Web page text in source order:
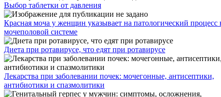
Выбор таблетки от давления
Красная моча у женщин указывает на патологический процесс
мочеполовой системе
Диета при ротавирусе, что едят при ротавирусе
Лекарства при заболевании почек: мочегонные, антисептики,
антибиотики и спазмолитики